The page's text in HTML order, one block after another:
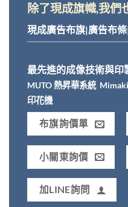
除了現成旗幟,我們
現成廣告布旗|廣告布
最先進的成像技術與印
MUTO 熱昇華系統
印花機
布旗詢價單
小關東詢價
加LINE詢問